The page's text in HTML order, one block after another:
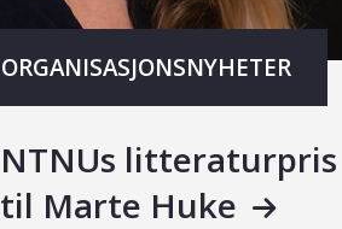
ORGANISASJONSNYHETER
NTNUs litteraturpris
til Marte Huke